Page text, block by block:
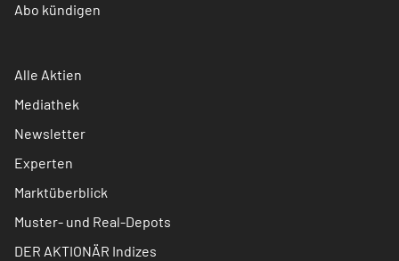
Abo kündigen
Alle Aktien
Mediathek
Newsletter
Experten
Marktüberblick
Muster- und Real-Depots
DER AKTIONÄR Indizes